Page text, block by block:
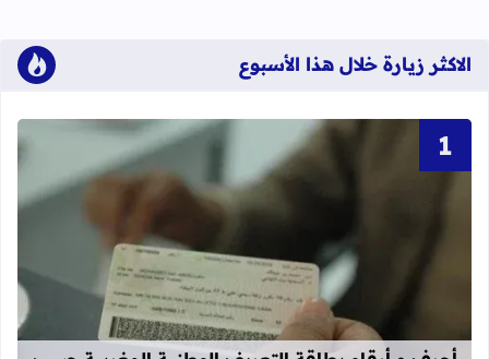
الاكثر زيارة خلال هذا الأسبوع
قراءة المزيد عن أحرف و أرقام